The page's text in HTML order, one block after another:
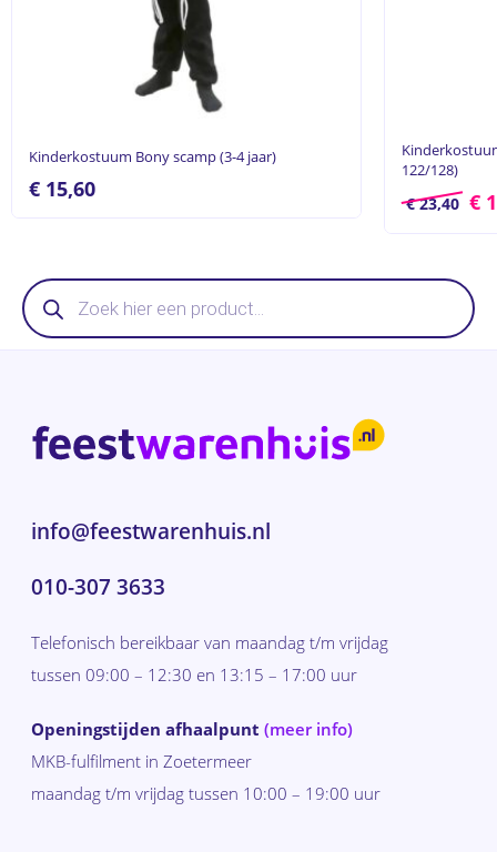
Kinderkostuum Bony scamp (3-4 jaar)
€ 15,60
122/128)
€23,40 €
Producten
zoeken
info@feestwarenhuis.nl
010-307 3633
Telefonisch bereikbaar van maandag t/m vrijdag
tussen 09:00 – 12:30 en 13:15 – 17:00 uur
Openingstijden afhaalpunt (meer info)
MKB-fulfilment in Zoetermeer
maandag t/m vrijdag tussen 10:00 – 19:00 uur